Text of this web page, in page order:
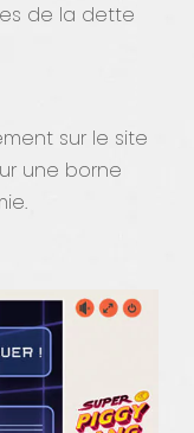
de la dette
sur le site
une borne